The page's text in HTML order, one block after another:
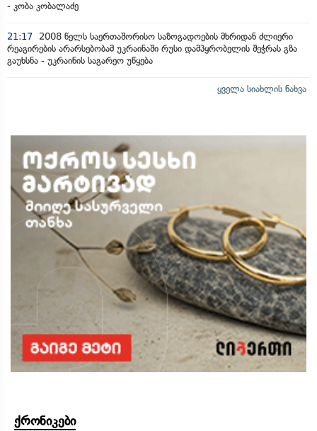
- კობა კობალაძე
21:17
2008 წელს საერთაშორისო საზოგადოების მხრიდან ძლიერი
რეაგირების არარსებობამ უკრაინაში რუსი დამპყრობელის შეჭრას გზა
გაუხსნა - უკრაინის საგარეო უწყება
ყველა სიახლის ნახვა
ქრონიკები